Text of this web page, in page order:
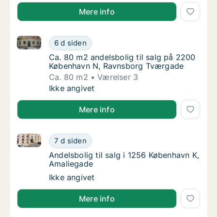
Mere info
Ca. 80 m2 andelsbolig til salg på 2200
6 d siden
Ca. 80 m2 andelsbolig til salg på 2200 København
Ca. 80 m2 andelsbolig til salg på 2200
Ca. 80 m2 andelsbolig til salg på 2200
København N, Ravnsborg Tværgade
Ca. 80 m2
Værelser 3
Ca. 80 m2 andelsbolig til salg på 2200
Ikke angivet
Mere info
Andelsbolig til salg i 1256 København K,
7 d siden
Andelsbolig til salg i 1256 København K, Amaliegade
Andelsbolig til salg i 1256 København K,
Andelsbolig til salg i 1256 København K,
Amaliegade
Andelsbolig til salg i 1256 København K,
Ikke angivet
Mere info